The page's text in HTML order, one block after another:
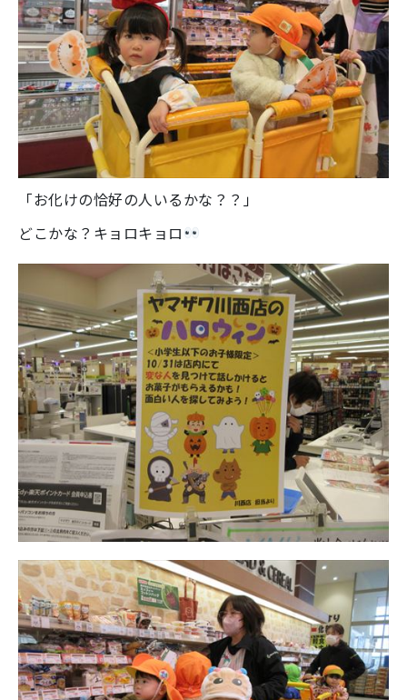
「お化けの恰好の人いるかな？？」
どこかな？キョロキョロ